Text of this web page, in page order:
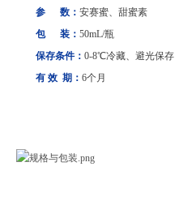
参 数： 安赛蜜、甜蜜素
包 装： 50mL/瓶
保存条件： 0-8℃冷藏、避光保存
有 效 期： 6个月